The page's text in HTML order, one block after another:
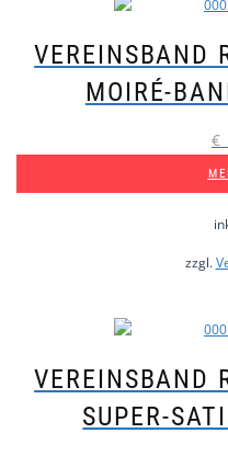
VEREINSBAND
OIRÉ-
€
zzgl.
VEREINSBAND
UPER-